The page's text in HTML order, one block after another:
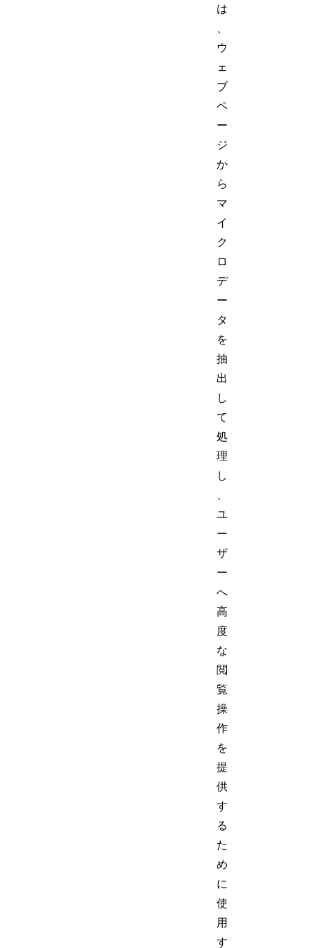
は
ウ
ェ
ブ
ペ
ー
ジ
か
ら
マ
イ
ク
ロ
デ
ー
タ
を
抽
出
し
て
処
理
し
ユ
ー
ザ
ー
へ
高
度
な
閲
覧
操
作
を
提
供
す
る
た
め
に
使
用
す